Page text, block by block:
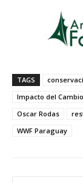
TAGS
Impacto del
Oscar Rodas
WWF Paraguay